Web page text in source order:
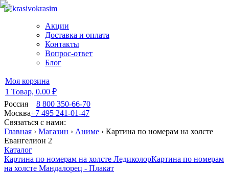
Акции
Доставка и оплата
Контакты
Вопрос-ответ
Блог
Моя корзина
1 Товар, 0.00 ₽
Россия
8 800 350-66-70
Москва+7 495 241-01-47
Связаться с нами:
Главная › Магазин › Аниме › Картина по номерам на холсте
Евангелион 2
Каталог
Картина по номерам на холсте ЛедиколорКартина по номерам
на холсте Мандалорец - Плакат